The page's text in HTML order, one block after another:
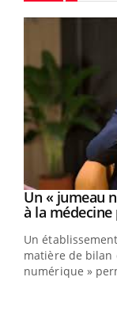
Youtube
Un « jumeau
à la
Un
matière de bilan
numérique »